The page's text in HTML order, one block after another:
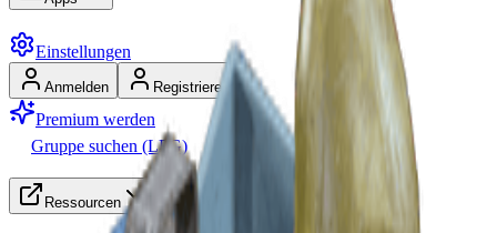
Einstellungen
Anmelden Registrieren
Premium werden
Gruppe suchen (LFG)
Ressourcen